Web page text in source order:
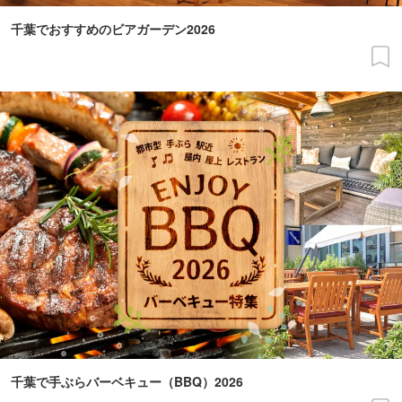
千葉でおすすめのビアガーデン2026
千葉で手ぶらバーベキュー（BBQ）2026